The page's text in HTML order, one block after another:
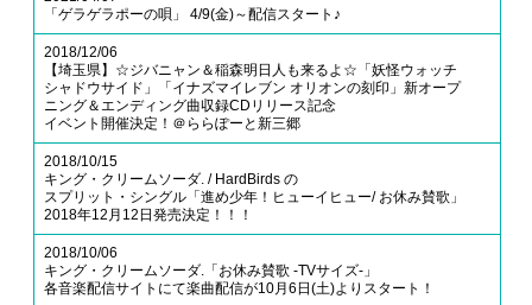
「ゲラゲラポーの唄」 4/9(金)～配信スタート♪
2018/12/06
【埼玉県】☆ジバニャン＆稲森明日人も来るよ☆「妖怪ウォッチ
シャドウサイド」「イナズマイレブン オリオンの刻印」新オープ
ニング＆エンディング曲収録CDリリース記念
イベント開催決定！＠ららぽーと新三郷
2018/10/15
キング・クリームソーダ. / HardBirds の
スプリット・シングル「進め少年！ヒューイヒュー/ お休み賛歌」
2018年12月12日発売決定！！！
2018/10/06
キング・クリームソーダ.「お休み賛歌 -TVサイズ-」
各音楽配信サイトにて楽曲配信が10月6日(土)よりスタート！
GOODS
MOVIE
TWITTER